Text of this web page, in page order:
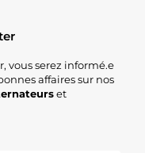
vous serez informé.e
affaires sur nos
et